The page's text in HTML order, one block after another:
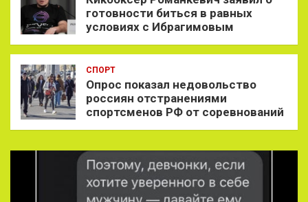
готовности биться в равных
условиях с Ибрагимовым
СПОРТ
Опрос показал недовольство
россиян отстранениями
спортсменов РФ от соревнований